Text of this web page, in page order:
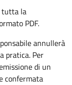
tutta la
PDF.
annullerà
pratica. Per
di un
confermata